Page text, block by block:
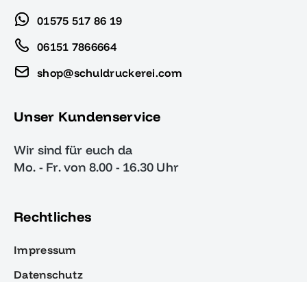
01575 517 86 19
06151 7866664
shop@schuldruckerei.com
Unser Kundenservice
Wir sind für euch da
Mo. - Fr. von 8.00 - 16.30 Uhr
Rechtliches
Impressum
Datenschutz